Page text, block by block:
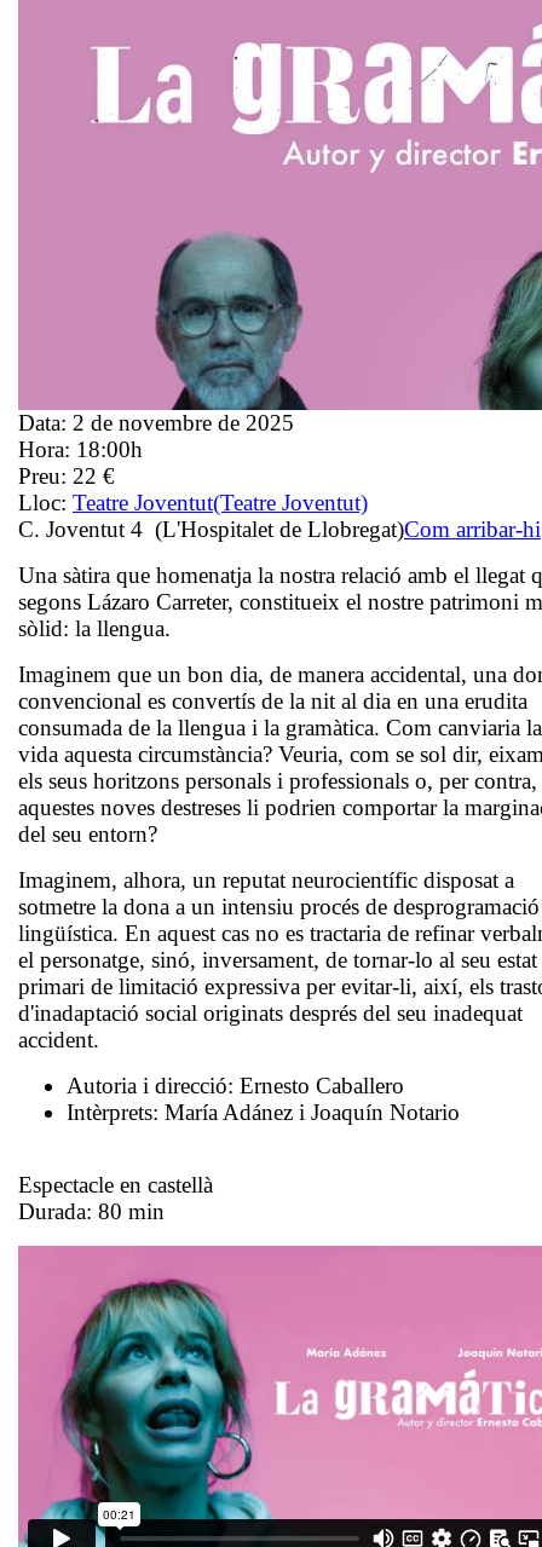
Data: 2 de novembre de 2025
Hora: 18:00h
Preu: 22 €
Lloc: Teatre Joventut(Teatre Joventut)
C. Joventut 4 (L'Hospitalet de Llobregat)Com arribar-hi
Una sàtira que homenatja la nostra relació amb el llegat
segons Lázaro Carreter, constitueix el nostre patrimoni
sòlid: la llengua.
Imaginem que un bon dia, de manera accidental, una
convencional es convertís de la nit al dia en una erudita
consumada de la llengua i la gramàtica. Com canviaria
vida aquesta circumstància? Veuria, com se sol dir,
els seus horitzons personals i professionals o, per contra,
aquestes noves destreses li podrien comportar la
del seu entorn?
Imaginem, alhora, un reputat neurocientífic disposat a
sotmetre la dona a un intensiu procés de desprogramació
lingüística. En aquest cas no es tractaria de refinar
el personatge, sinó, inversament, de tornar-lo al seu estat
primari de limitació expressiva per evitar-li, així, els
d'inadaptació social originats després del seu inadequat
accident.
Autoria i direcció: Ernesto Caballero
Intèrprets: María Adánez i Joaquín Notario
Espectacle en castellà
Durada: 80 min